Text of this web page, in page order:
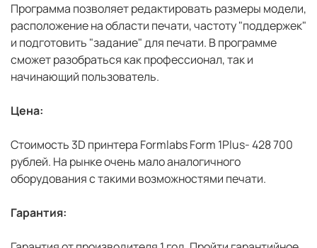
Программа позволяет редактировать размеры модели,
расположение на области печати, частоту "поддержек"
и подготовить "задание" для печати. В программе
сможет разобраться как профессионал, так и
начинающий пользователь.
Цена:
Стоимость 3D принтера Formlabs Form 1Plus- 428 700
рублей. На рынке очень мало аналогичного
оборудования с такими возможностями печати.
Гарантия: